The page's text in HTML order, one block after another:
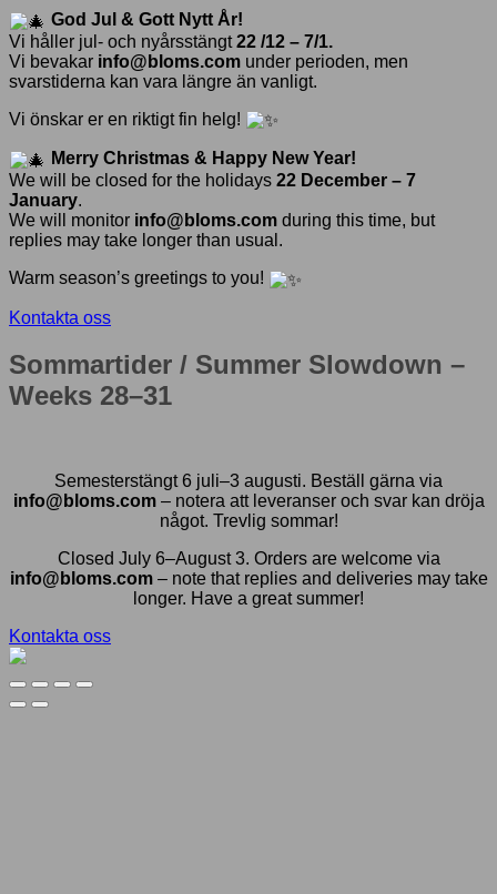
God Jul & Gott Nytt År!
Vi håller jul- och nyårsstängt22 /12 – 7/1.
Vi bevakar info@bloms.com under perioden, men
svarstiderna kan vara längre än vanligt.
Vi önskar er en riktigt fin helg!
Merry Christmas & Happy New Year!
We will be closed for the holidays 22 December – 7
January.
We will monitor info@bloms.com during this time, but
replies may take longer than usual.
Warm season’s greetings to you!
Kontakta oss
Sommartider / Summer Slowdown –
Weeks 28–31
Semesterstängt 6 juli–3 augusti. Beställ gärna via
info@bloms.com– notera att leveranser och svar kan dröja
något. Trevlig sommar!
Closed July 6–August 3. Orders are welcome via
info@bloms.com– note that replies and deliveries may take
longer. Have a great summer!
Kontakta oss